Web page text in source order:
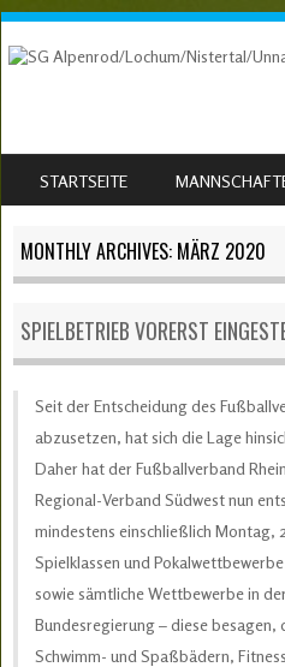
MENU
STARTSEITE
MONTHLY ARCHIVES: MÄRZ 2020
SPIELBETRIEB VORERST
Seit der Entscheidung des
abzusetzen, hat sich die Lage
Daher hat der Fußballverband
Regional-Verband Südwest nun
mindestens einschließlich Montag,
Spielklassen und
sowie sämtliche Wettbewerbe in
Bundesregierung – diese
Schwimm- und Spaßbädern,